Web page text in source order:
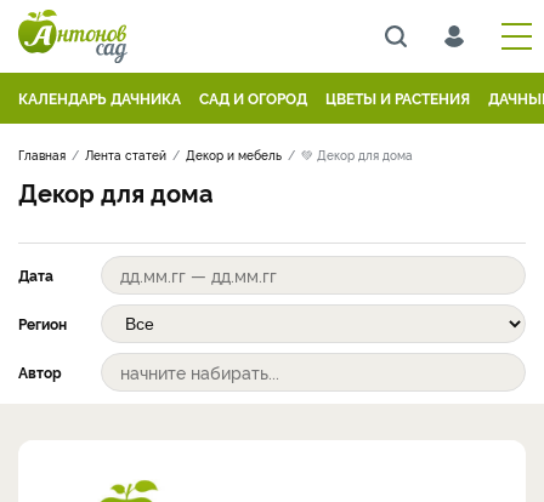
КАЛЕНДАРЬ ДАЧНИКА САД И ОГОРОД ЦВЕТЫ И РАСТЕНИЯ
Главная Лента статей Декор и мебель 💚 Декор для дома
Декор для дома
Дата
Регион
Автор